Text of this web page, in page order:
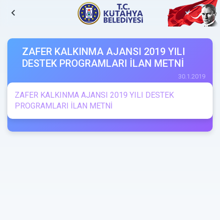
navigate_before
ZAFER KALKINMA AJANSI 2019 YILI
DESTEK PROGRAMLARI İLAN METNİ
30.1.2019
ZAFER KALKINMA AJANSI 2019 YILI DESTEK
PROGRAMLARI İLAN METNİ